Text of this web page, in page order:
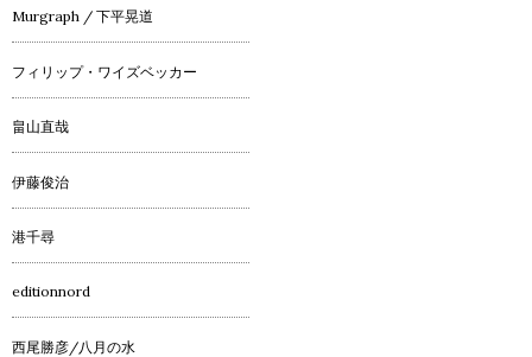
Murgraph / 下平晃道
フィリップ・ワイズベッカー
畠山直哉
伊藤俊治
港千尋
editionnord
西尾勝彦/八月の水